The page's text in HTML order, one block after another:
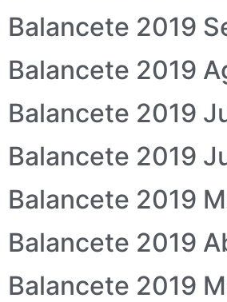
Balancete 2019
Balancete 2019
Balancete 2019
Balancete 2019
Balancete 2019
Balancete 2019
Balancete 2019